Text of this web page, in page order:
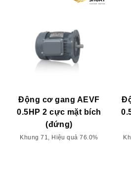
Động cơ gang AEVF
0.5HP 2 cực mặt bích
(đứng)
Khung 71, Hiệu quả 76.0%